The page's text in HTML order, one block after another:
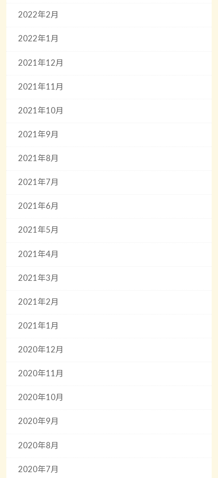
2022年2月
2022年1月
2021年12月
2021年11月
2021年10月
2021年9月
2021年8月
2021年7月
2021年6月
2021年5月
2021年4月
2021年3月
2021年2月
2021年1月
2020年12月
2020年11月
2020年10月
2020年9月
2020年8月
2020年7月